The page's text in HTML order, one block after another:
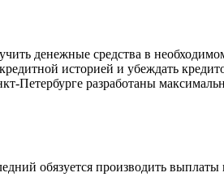
денежные средства в
историей и убеждать
Петербурге разработаны
обязуется производить выплаты